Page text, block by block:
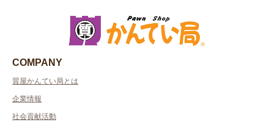
COMPANY
質屋かんてい局とは
企業情報
社会貢献活動